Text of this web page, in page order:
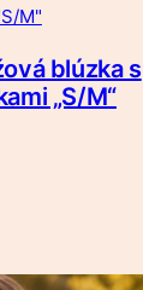
blúzka s
„S/M“